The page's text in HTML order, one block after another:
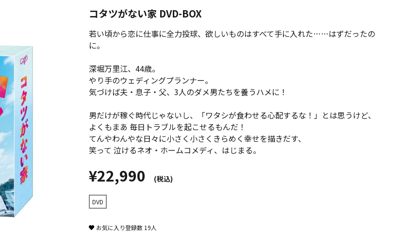
コタツがない家 DVD-BOX
若い頃から恋に仕事に全力投球、欲しいものはすべて手に入れた……はずだったの
に。
深堀万里江、44歳。
やり手のウェディングプランナー。
気づけば夫・息子・父、3人のダメ男たちを養うハメに！
男だけが稼ぐ時代じゃないし、「ワタシが食わせる心配するな！」とは思うけど、
よくもまあ 毎日トラブルを起こせるもんだ！
てんやわんやな日々に小さく小さくきらめく幸せを描きだす、
笑って 泣けるネオ・ホームコメディ、はじまる。
¥22,990 (税込)
DVD
お気に入り登録数 19人